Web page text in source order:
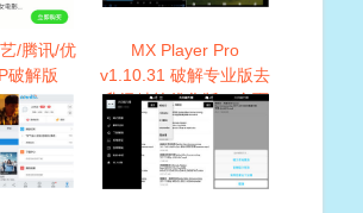
/腾讯/优
破解版
MX Player Pro
v1.10.31 破解专业版去
升级精简优化版，全面
支持Android系统